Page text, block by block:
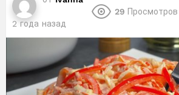
2 года назад
29 Просмотров